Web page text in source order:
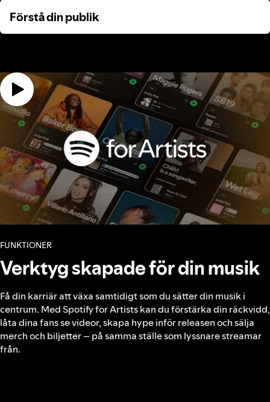
Förstå din publik
Förstå din publik
FUNKTIONER
Verktyg skapade för din musik
Få din karriär att växa samtidigt som du sätter din musik i
centrum. Med Spotify for Artists kan du förstärka din räckvidd,
låta dina fans se videor, skapa hype inför releasen och sälja
merch och biljetter – på samma ställe som lyssnare streamar
från.